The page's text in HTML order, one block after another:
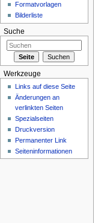
Formatvorlagen
Bilderliste
Suche
Werkzeuge
Links auf diese Seite
Änderungen an
verlinkten Seiten
Spezialseiten
Druckversion
Permanenter Link
Seiteninformationen